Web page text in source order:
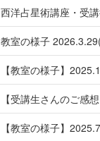
西洋占星術講座・受
教室の様子
【教室の様子】
【受講生さんのご感
【教室の様子】